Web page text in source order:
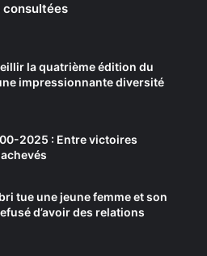
consultées
la quatrième édition du
impressionnante diversité
2025 : Entre victoires
tue une jeune femme et son
d’avoir des relations